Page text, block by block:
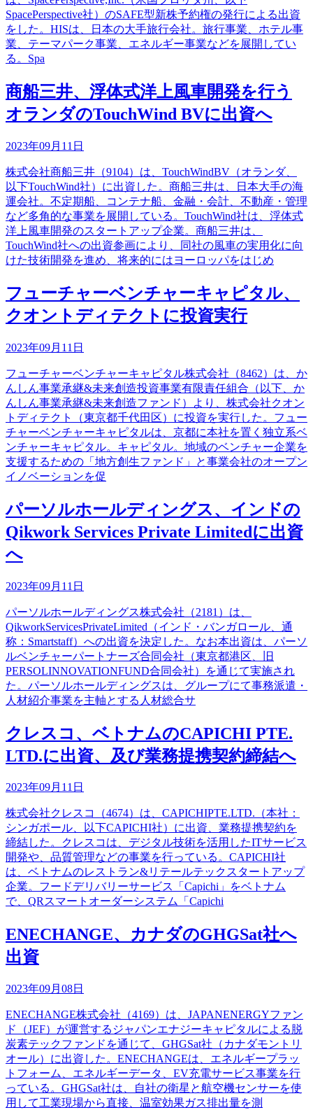
SpacePerspective社）のSAFE型新株予約権の発行による出資
をした。HISは、日本の大手旅行会社。旅行事業、ホテル事
業、テーマパーク事業、エネルギー事業などを展開してい
る。Spa
商船三井、浮体式洋上風車開発を行う
オランダのTouchWind BVに出資へ
2023年09月11日
株式会社商船三井（9104）は、TouchWindBV（オランダ、
以下TouchWind社）に出資した。商船三井は、日本大手の海
運会社。不定期船、コンテナ船、金融・会計、不動産・管理
など多角的な事業を展開している。TouchWind社は、浮体式
洋上風車開発のスタートアップ企業。商船三井は、
TouchWind社への出資参画により、同社の風車の実用化に向
けた技術開発を進め、将来的にはヨーロッパをはじめ
フューチャーベンチャーキャピタル、
クオントディテクトに投資実行
2023年09月11日
フューチャーベンチャーキャピタル株式会社（8462）は、か
んしん事業承継&未来創造投資事業有限責任組合（以下、か
んしん事業承継&未来創造ファンド）より、株式会社クオン
トディテクト（東京都千代田区）に投資を実行した。フュー
チャーベンチャーキャピタルは、京都に本社を置く独立系ベ
ンチャーキャピタル。キャピタル。地域のベンチャー企業を
支援するための「地方創生ファンド」と事業会社のオープン
イノベーションを促
パーソルホールディングス、インドの
Qikwork Services Private Limitedに出資
へ
2023年09月11日
パーソルホールディングス株式会社（2181）は、
QikworkServicesPrivateLimited（インド・バンガロール、通
称：Smartstaff）への出資を決定した。なお本出資は、パーソ
ルベンチャーパートナーズ合同会社（東京都港区、旧
PERSOLINNOVATIONFUND合同会社）を通じて実施され
た。パーソルホールディングスは、グループにて事務派遣・
人材紹介事業を主軸とする人材総合サ
クレスコ、ベトナムのCAPICHI PTE.
LTD.に出資、及び業務提携契約締結へ
2023年09月11日
株式会社クレスコ（4674）は、CAPICHIPTE.LTD.（本社：
シンガポール、以下CAPICHI社）に出資、業務提携契約を
締結した。クレスコは、デジタル技術を活用したITサービス
開発や、品質管理などの事業を行っている。CAPICHI社
は、ベトナムのレストラン&リテールテックスタートアップ
企業。フードデリバリーサービス「Capichi」をベトナム
で、QRスマートオーダーシステム「Capichi
ENECHANGE、カナダのGHGSat社へ
出資
2023年09月08日
ENECHANGE株式会社（4169）は、JAPANENERGYファン
ド（JEF）が運営するジャパンエナジーキャピタルによる脱
炭素テックファンドを通じて、GHGSat社（カナダモントリ
オール）に出資した。ENECHANGEは、エネルギープラッ
トフォーム、エネルギーデータ、EV充電サービス事業を行
っている。GHGSat社は、自社の衛星と航空機センサーを使
用して工業現場から直接、温室効果ガス排出量を測